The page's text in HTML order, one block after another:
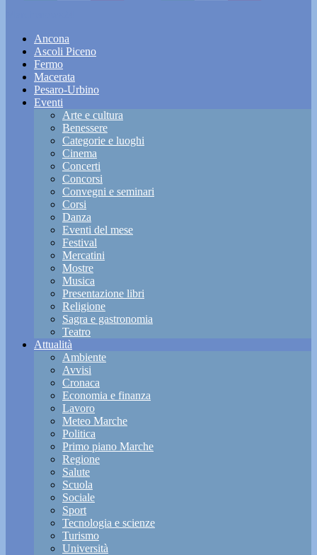
Ancona
Ascoli Piceno
Fermo
Macerata
Pesaro-Urbino
Eventi
Arte e cultura
Benessere
Categorie e luoghi
Cinema
Concerti
Concorsi
Convegni e seminari
Corsi
Danza
Eventi del mese
Festival
Mercatini
Mostre
Musica
Presentazione libri
Religione
Sagra e gastronomia
Teatro
Attualità
Ambiente
Avvisi
Cronaca
Economia e finanza
Lavoro
Meteo Marche
Politica
Primo piano Marche
Regione
Salute
Scuola
Sociale
Sport
Tecnologia e scienze
Turismo
Università